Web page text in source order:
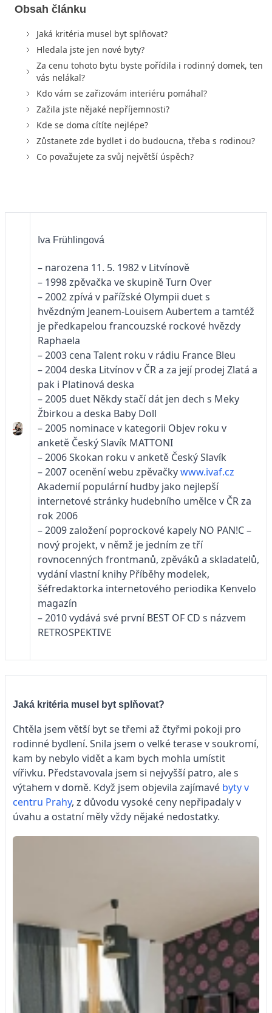
Obsah článku
Jaká kritéria musel byt splňovat?
Hledala jste jen nové byty?
Za cenu tohoto bytu byste pořídila i rodinný domek, ten
vás nelákal?
Kdo vám se zařizovám interiéru pomáhal?
Zažila jste nějaké nepříjemnosti?
Kde se doma cítíte nejlépe?
Zůstanete zde bydlet i do budoucna, třeba s rodinou?
Co považujete za svůj největší úspěch?
Iva Frühlingová
– narozena 11. 5. 1982 v Litvínově
– 1998 zpěvačka ve skupině Turn Over
– 2002 zpívá v pařížské Olympii duet s
hvězdným Jeanem-Louisem Aubertem a tamtéž
je předkapelou francouzské rockové hvězdy
Raphaela
– 2003 cena Talent roku v rádiu France Bleu
– 2004 deska Litvínov v ČR a za její prodej Zlatá a
pak i Platinová deska
– 2005 duet Někdy stačí dát jen dech s Meky
Žbirkou a deska Baby Doll
– 2005 nominace v kategorii Objev roku v
anketě Český Slavík MATTONI
– 2006 Skokan roku v anketě Český Slavík
– 2007 ocenění webu zpěvačkywww.ivaf.cz
Akademií populární hudby jako nejlepší
internetové stránky hudebního umělce v ČR za
rok 2006
– 2009 založení poprockové kapely NO PAN!C –
nový projekt, v němž je jedním ze tří
rovnocenných frontmanů, zpěváků a skladatelů,
vydání vlastní knihy Příběhy modelek,
šéfredaktorka internetového periodika Kenvelo
magazín
– 2010 vydává své první BEST OF CD s názvem
RETROSPEKTIVE
Jaká kritéria musel byt splňovat?
Chtěla jsem větší byt se třemi až čtyřmi pokoji pro
rodinné bydlení. Snila jsem o velké terase v soukromí,
kam by nebylo vidět a kam bych mohla umístit
vířivku. Představovala jsem si nejvyšší patro, ale s
výtahem v domě. Když jsem objevila zajímavé byty v
centru Prahy, z důvodu vysoké ceny nepřipadaly v
úvahu a ostatní měly vždy nějaké nedostatky.